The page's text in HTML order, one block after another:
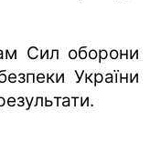
Сил оборони
України